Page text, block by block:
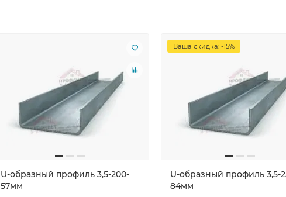
U-образный профиль 3,5-200-
57мм
Ваша скидка: -15%
U-образный профиль 3,5-
84мм